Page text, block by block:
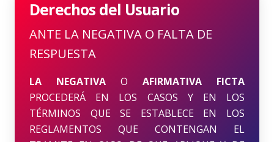
Derechos del Usuario
ANTE LA NEGATIVA O FALTA DE
RESPUESTA
LA NEGATIVA O AFIRMATIVA FICTA
PROCEDERÁ EN LOS CASOS Y EN LOS
TÉRMINOS QUE SE ESTABLECE EN LOS
REGLAMENTOS QUE CONTENGAN EL